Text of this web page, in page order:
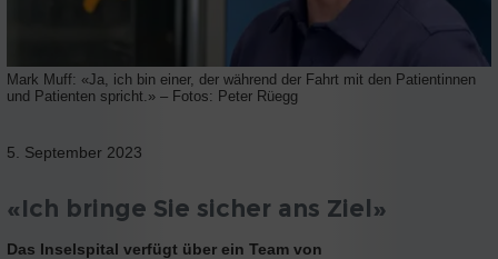
Mark Muff: «Ja, ich bin einer, der während der Fahrt mit den Patientinnen
und Patienten spricht.» – Fotos: Peter Rüegg
5. September 2023
«Ich bringe Sie sicher ans Ziel»
Das Inselspital verfügt über ein Team von